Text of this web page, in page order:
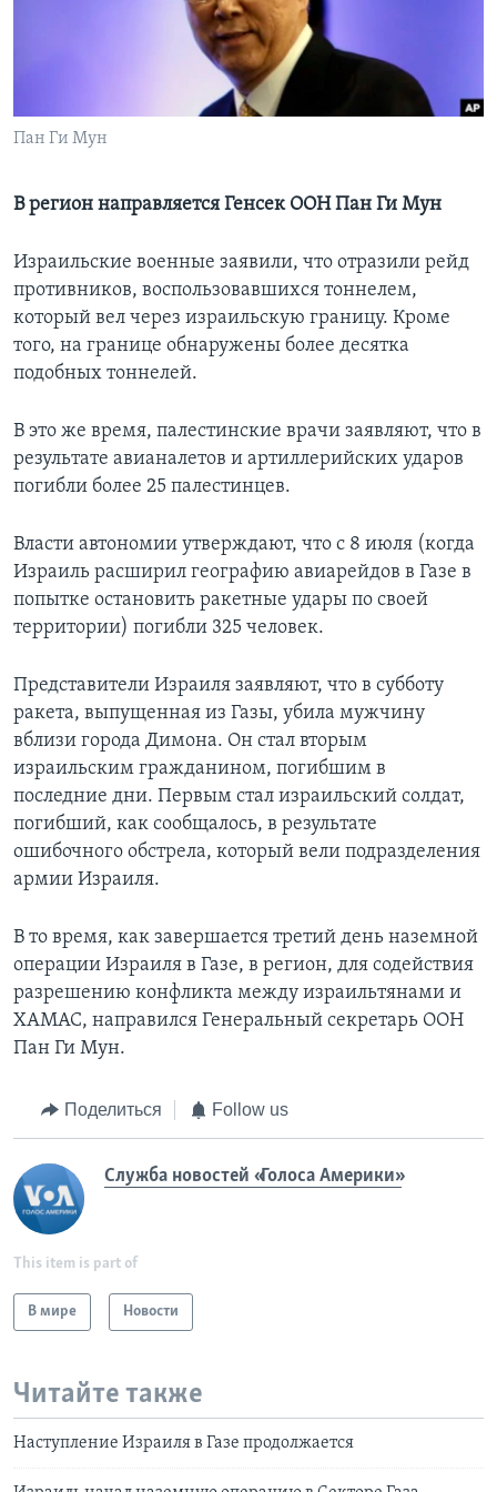
Языки
Пан Ги Мун
В регион направляется Генсек ООН Пан Ги Мун
Израильские военные заявили, что отразили рейд
противников, воспользовавшихся тоннелем,
который вел через израильскую границу. Кроме
того, на границе обнаружены более десятка
подобных тоннелей.
В это же время, палестинские врачи заявляют, что в
результате авианалетов и артиллерийских ударов
погибли более 25 палестинцев.
Власти автономии утверждают, что с 8 июля (когда
Израиль расширил географию авиарейдов в Газе в
попытке остановить ракетные удары по своей
территории) погибли 325 человек.
Представители Израиля заявляют, что в субботу
ракета, выпущенная из Газы, убила мужчину
вблизи города Димона. Он стал вторым
израильским гражданином, погибшим в
последние дни. Первым стал израильский солдат,
погибший, как сообщалось, в результате
ошибочного обстрела, который вели подразделения
армии Израиля.
В то время, как завершается третий день наземной
операции Израиля в Газе, в регион, для содействия
разрешению конфликта между израильтянами и
ХАМАС, направился Генеральный секретарь ООН
Пан Ги Мун.
Поделиться Follow us
Служба новостей «Голоса Америки»
This item is part of
В мире Новости
Читайте также
Наступление Израиля в Газе продолжается